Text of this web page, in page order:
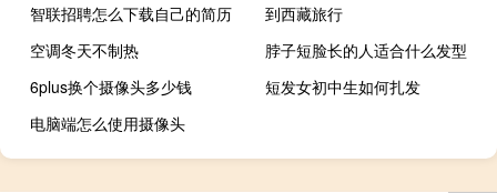
智联招聘怎么下载自己的简历
到西藏旅行
空调冬天不制热
脖子短脸长的人适合什么发型
6plus换个摄像头多少钱
短发女初中生如何扎发
电脑端怎么使用摄像头